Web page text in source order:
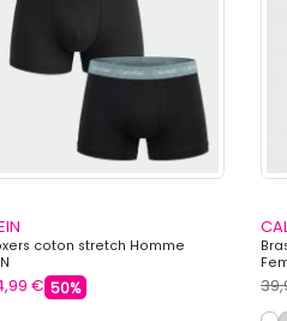
coton stretch Homme
€ 50%